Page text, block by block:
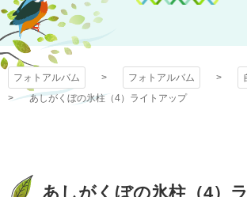
プ
フォトアルバム フォトアルバム
あしがくぼの氷柱（4）ライトアップ
あしがくぼの氷柱（4）